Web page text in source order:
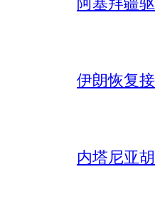
伊朗恢复
内塔尼亚